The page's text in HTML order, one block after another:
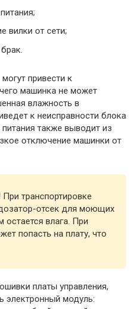
вилки от сети;
привести к
машинка не может
влажность в
к неисправности блока
также выводит из
отключение машинки от
При транспортировке
отсек для моющих
остается влага. При
попасть на плату, что
платы управления,
электронный модуль: